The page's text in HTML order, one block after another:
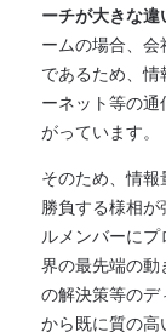
ーチが大きな違
ームの場合、
であるため、
ーネット等の
がっています。
そのため、情
勝負する様相
ルメンバーに
界の最先端の
の解決策等のデ
から既に質の